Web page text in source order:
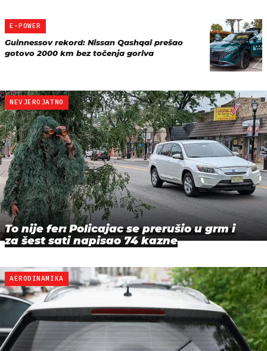
E-POWER
Guinnessov rekord: Nissan Qashqai prešao
gotovo 2000 km bez točenja goriva
NEVJEROJATNO
To nije fer: Policajac se prerušio u grm i
za šest sati napisao 74 kazne
AERODINAMIKA